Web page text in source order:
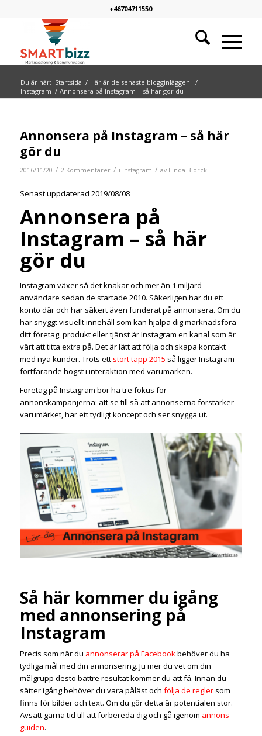
+46704711550
Du är här: Startsida / Här är de senaste blogginläggen: /
Instagram / Annonsera på Instagram – så här gör du
Annonsera på Instagram – så här
gör du
2016/11/20 / 2 Kommentarer / i Instagram / av Linda Björck
Senast uppdaterad 2019/08/08
Annonsera på
Instagram – så här
gör du
Instagram växer så det knakar och mer än 1 miljard
användare sedan de startade 2010. Säkerligen har du ett
konto där och har säkert även funderat på annonsera. Om du
har snyggt visuellt innehåll som kan hjälpa dig marknadsföra
ditt företag, produkt eller tjänst är Instagram en kanal som är
värt att titta extra på. Det är lätt att följa och skapa kontakt
med nya kunder. Trots ett stort tapp 2015 så ligger Instagram
fortfarande högst i interaktion med varumärken.
Företag på Instagram bör ha tre fokus för
annonskampanjerna: att se till så att annonserna förstärker
varumärket, har ett tydligt koncept och ser snygga ut.
Så här kommer du igång
med annonsering på
Instagram
Precis som när du annonserar på Facebookbehöver du ha
tydliga mål med din annonsering. Ju mer du vet om din
målgrupp desto bättre resultat kommer du att få. Innan du
sätter igång behöver du vara påläst och följa de reglersom
finns för bilder och text. Om du gör detta är potentialen stor.
Avsätt gärna tid till att förbereda dig och gå igenom annons-
guiden.